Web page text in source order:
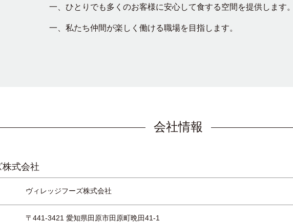
ひとりでも多くのお客様に安心して食する空間を提供します
私たち仲間が楽しく働ける職場を目指します。
会社情報
株式会社
ヴィレッジフーズ株式会社
〒441-3421 愛知県田原市田原町晩田41-1